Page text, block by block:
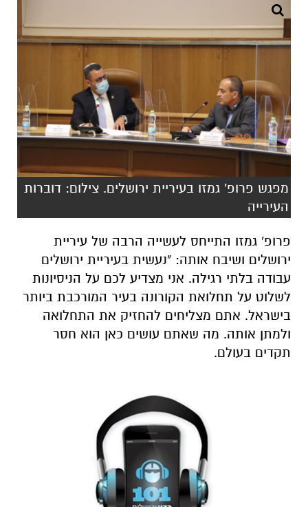
מפגש פרופ' גמזו בעיריית ירושלים. צילום: דוברות
העירייה
פרופ' גמזו התייחס לעשייה הרבה של עיריית
ירושלים ושיבח אותה: "נעשית בעיריית ירושלים
עבודה בלתי רגילה. אני מצדיע לכם על הניסיונות
לשלוט על תחלואת הקורונה בעיר המורכבת ביותר
בישראל. אתם מצליחים להחזיק את התחלואה
ולמתן אותה. מה שאתם עושים כאן הוא חסר
תקדים בעולם.